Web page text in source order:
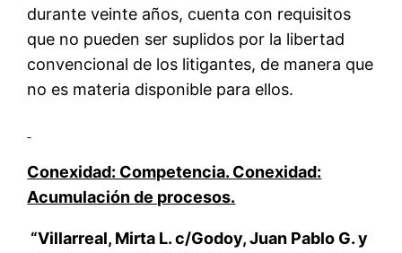
durante veinte años, cuenta con requisitos
que no pueden ser suplidos por la libertad
convencional de los litigantes, de manera que
no es materia disponible para ellos.
Conexidad: Competencia. Conexidad:
Acumulación de procesos.
“Villarreal, Mirta L. c/Godoy, Juan Pablo G. y